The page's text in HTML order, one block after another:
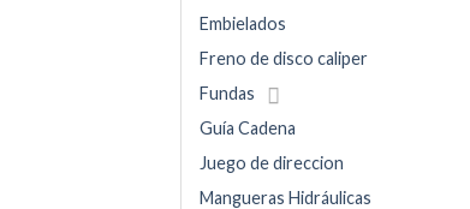
Embielados
Freno de disco caliper
Fundas
Guía Cadena
Juego de direccion
Mangueras Hidráulicas